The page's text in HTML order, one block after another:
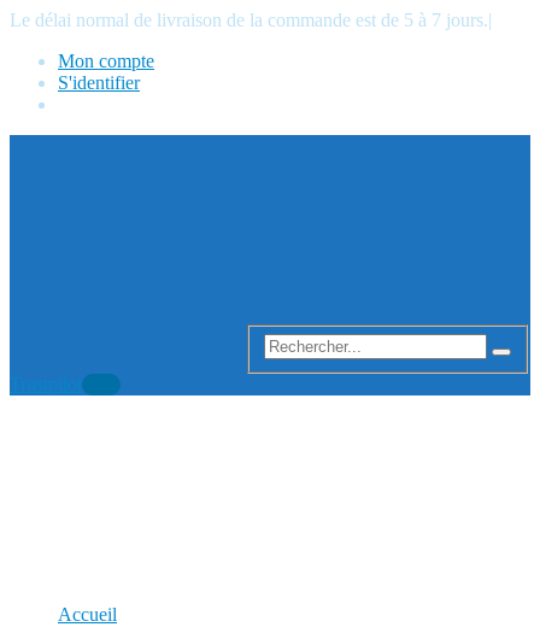
Le délai normal de livraison de la commande est de 5 à 7 jours.|
Mon compte
S'identifier
Trustpilot
Accueil